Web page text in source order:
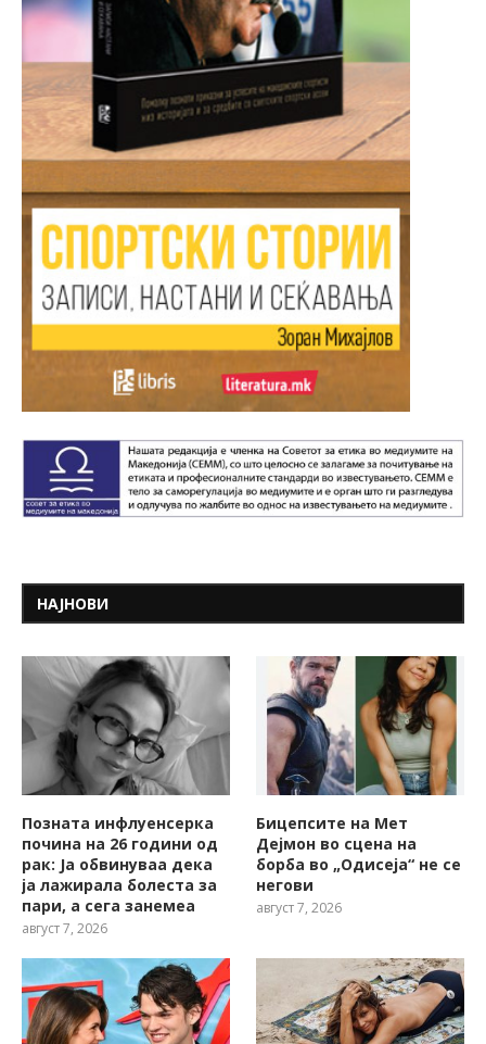
НАЈНОВИ
Позната инфлуенсерка
почина на 26 години од
рак: Ја обвинуваа дека
ја лажирала болеста за
пари, а сега занемеа
август 7, 2026
Бицепсите на Мет
Дејмон во сцена на
борба во „Одисеја“ не се
негови
август 7, 2026